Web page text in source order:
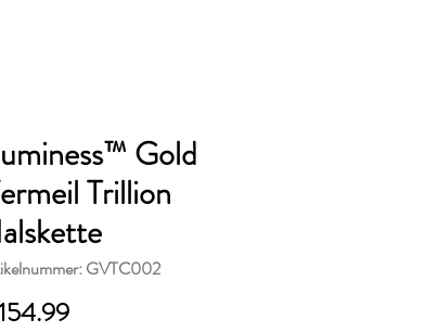
Gold
Trillion
GVTC002
Preis